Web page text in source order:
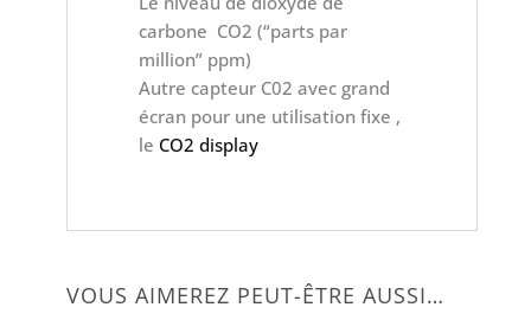
carbone CO2 (“parts par
million” ppm)
Autre capteur C02 avec grand
écran pour une utilisation fixe ,
le CO2 display
VOUS AIMEREZ PEUT-ÊTRE AUSSI…